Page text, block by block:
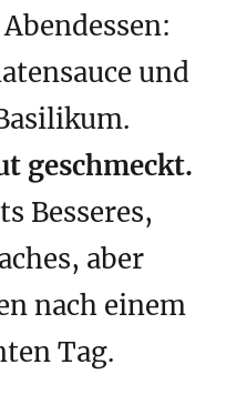
und
geschmeckt.
Besseres,
aber
nach einem
Tag.